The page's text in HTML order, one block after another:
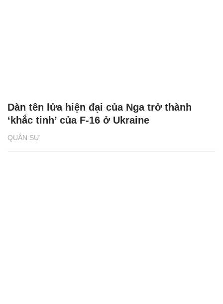
QUÂN SỰ
Dàn tên lửa hiện đại của Nga trở thành
‘khắc tinh’ của F-16 ở Ukraine